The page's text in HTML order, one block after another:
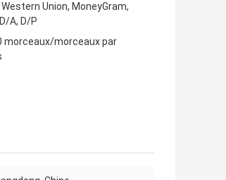
Union, MoneyGram,
A, D/P
morceaux/morceaux par